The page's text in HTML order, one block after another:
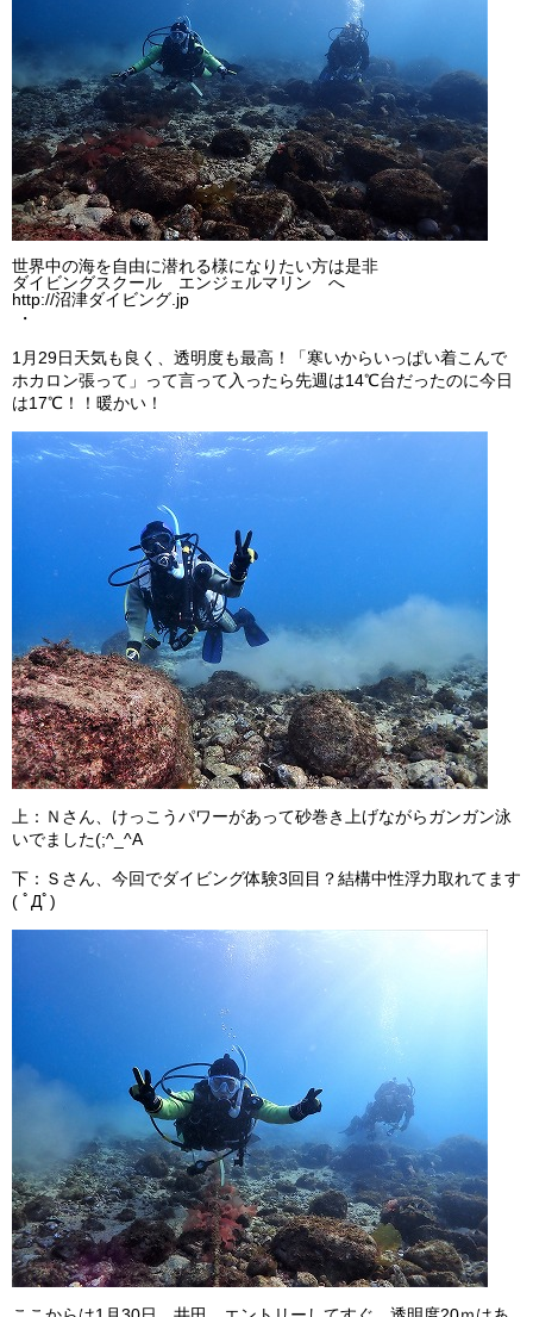
世界中の海を自由に潜れる様になりたい方は是非
ダイビングスクール エンジェルマリン へ
http://沼津ダイビング.jp
・
1月29日天気も良く、透明度も最高！「寒いからいっぱい着こんで
ホカロン張って」って言って入ったら先週は14℃台だったのに今日
は17℃！！暖かい！
上：Ｎさん、けっこうパワーがあって砂巻き上げながらガンガン泳
いでました(;^_^A
下：Ｓさん、今回でダイビング体験3回目？結構中性浮力取れてます
( ﾟДﾟ)